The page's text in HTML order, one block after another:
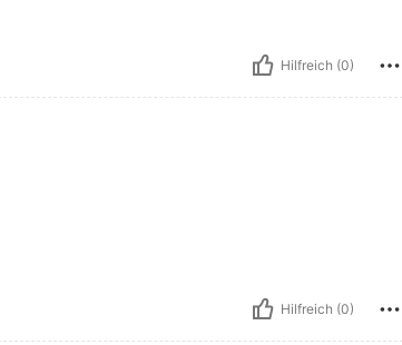
Hilfreich (0)
Hilfreich (0)